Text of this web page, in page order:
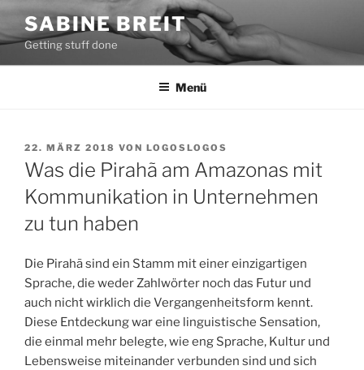
Zum
Inhalt
springen
SABINE BREIT
Getting stuff done
Menü
VERÖFFENTLICHT
AM
22. MÄRZ 2018 VON LOGOSLOGOS
Was die Pirahã am Amazonas mit
Kommunikation in Unternehmen
zu tun haben
Die Pirahã sind ein Stamm mit einer einzigartigen
Sprache, die weder Zahlwörter noch das Futur und
auch nicht wirklich die Vergangenheitsform kennt.
Diese Entdeckung war eine linguistische Sensation,
die einmal mehr belegte, wie eng Sprache, Kultur und
Lebensweise miteinander verbunden sind und sich